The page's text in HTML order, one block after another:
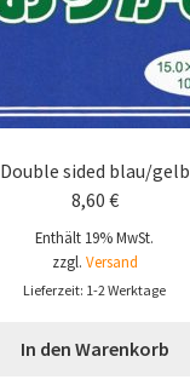
Double sided blau/gelb
8,60 €
Enthält 19% MwSt.
zzgl. Versand
Lieferzeit: 1-2 Werktage
In den Warenkorb